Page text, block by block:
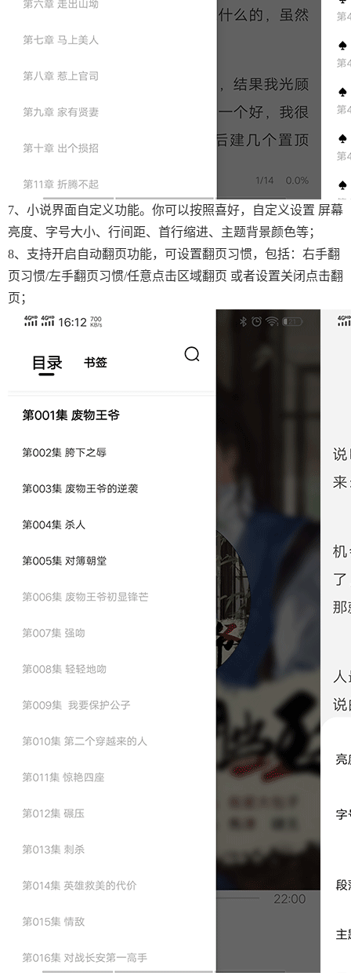
7、小说界面自定义功能。你可以按照喜好，自定义设置 屏幕
亮度、字号大小、行间距、首行缩进、主题背景颜色等；
8、支持开启自动翻页功能，可设置翻页习惯，包括：右手翻
页习惯/左手翻页习惯/任意点击区域翻页 或者设置关闭点击翻
页；